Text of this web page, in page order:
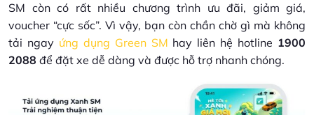
SM còn có rất nhiều chương trình ưu đãi, giảm giá,
voucher “cực sốc”. Vì vậy, bạn còn chần chờ gì mà không
tải ngay ứng dụng Green SM hay liên hệ hotline 1900
2088 để đặt xe dễ dàng và được hỗ trợ nhanh chóng.